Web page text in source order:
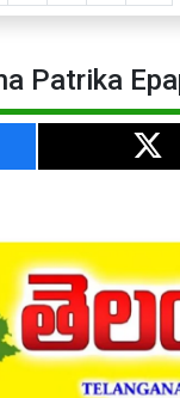
Patrika